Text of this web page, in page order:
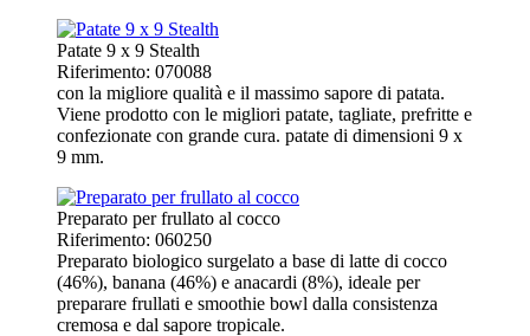
Patate 9 x 9 Stealth
Riferimento: 070088
con la migliore qualità e il massimo sapore di patata.
Viene prodotto con le migliori patate, tagliate, prefritte e
confezionate con grande cura. patate di dimensioni 9 x
9 mm.
Preparato per frullato al cocco
Riferimento: 060250
Preparato biologico surgelato a base di latte di cocco
(46%), banana (46%) e anacardi (8%), ideale per
preparare frullati e smoothie bowl dalla consistenza
cremosa e dal sapore tropicale.